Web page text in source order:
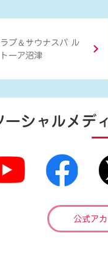
ブ ＆ サウナスパ ル
ーア沼津
ーシャルメデ
公式ア